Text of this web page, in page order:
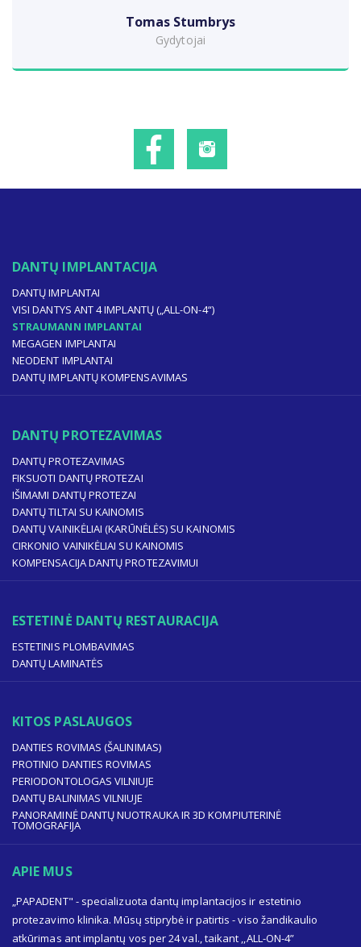
Tomas Stumbrys
Gydytojai
DANTŲ IMPLANTACIJA
DANTŲ IMPLANTAI
VISI DANTYS ANT 4 IMPLANTŲ („ALL-ON-4“)
STRAUMANN IMPLANTAI
MEGAGEN IMPLANTAI
NEODENT IMPLANTAI
DANTŲ IMPLANTŲ KOMPENSAVIMAS
DANTŲ PROTEZAVIMAS
DANTŲ PROTEZAVIMAS
FIKSUOTI DANTŲ PROTEZAI
IŠIMAMI DANTŲ PROTEZAI
DANTŲ TILTAI SU KAINOMIS
DANTŲ VAINIKĖLIAI (KARŪNĖLĖS) SU KAINOMIS
CIRKONIO VAINIKĖLIAI SU KAINOMIS
KOMPENSACIJA DANTŲ PROTEZAVIMUI
ESTETINĖ DANTŲ RESTAURACIJA
ESTETINIS PLOMBAVIMAS
DANTŲ LAMINATĖS
KITOS PASLAUGOS
DANTIES ROVIMAS (ŠALINIMAS)
PROTINIO DANTIES ROVIMAS
PERIODONTOLOGAS VILNIUJE
DANTŲ BALINIMAS VILNIUJE
PANORAMINĖ DANTŲ NUOTRAUKA IR 3D KOMPIUTERINĖ
TOMOGRAFIJA
APIE MUS
„PAPADENT" - specializuota dantų implantacijos ir estetinio
protezavimo klinika. Mūsų stiprybė ir patirtis - viso žandikaulio
atkūrimas ant implantų vos per 24 val., taikant ,,ALL-ON-4”